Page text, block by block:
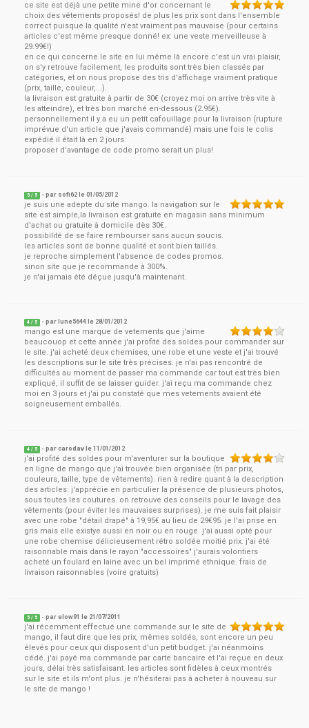
ce site est déjà une petite mine d'or concernant le
choix des vêtements proposés! de plus les prix sont dans l'ensemble
correct puisque la qualité n'est vraiment pas mauvaise (pour certains
articles c'est même presque donné! ex: une veste merveilleuse à
29.99€!)
en ce qui concerne le site en lui même là encore c'est un vrai plaisir,
on s'y retrouve facilement, les produits sont très bien classés par
catégories, et on nous propose des tris d'affichage vraiment pratique
(prix, taille, couleur,...).
la livraison est gratuite à partir de 30€ (croyez moi on arrive très vite à
les atteindre), et très bon marché en-dessous (2.95€).
personnellement il y a eu un petit cafouillage pour la livraison (rupture
imprévue d'un article que j'avais commandé) mais une fois le colis
expédié il était là en 2 jours.
proposer d'avantage de code promo serait un plus!
5 / 5 - par sofi62 le01/05/2012
je suis une adepte du site mango. la navigation sur le
site est simple,la livraison est gratuite en magasin sans minimum
d'achat ou gratuite à domicile dès 30€.
possibilité de se faire rembourser sans aucun soucis.
les articles sont de bonne qualité et sont bien taillés.
je reproche simplement l'absence de codes promos.
sinon site que je recommande à 300%.
je n'ai jamais été déçue jusqu'à maintenant.
4 / 5 - par lune5644 le 28/01/2012
mango est une marque de vetements que j'aime
beaucouop et cette année j'ai profité des soldes pour commander sur
le site. j'ai acheté deux chemises, une robe et une veste et j'ai trouvé
les descriptions sur le site très précises. je n'ai pas rencontré de
difficultés au moment de passer ma commande car tout est très bien
expliqué, il suffit de se laisser guider. j'ai reçu ma commande chez
moi en 3 jours et j'ai pu constaté que mes vetements avaient été
soigneusement emballés.
4 / 5 - parcarodav le11/01/2012
j'ai profité des soldes pour m'aventurer sur la boutique
en ligne de mango que j'ai trouvée bien organisée (tri par prix,
couleurs, taille, type de vêtements). rien à redire quant à la description
des articles: j'apprécie en particulier la présence de plusieurs photos,
sous toutes les coutures. on retrouve des conseils pour le lavage des
vêtements (pour éviter les mauvaises surprises). je me suis fait plaisir
avec une robe "détail drapé" à 19,95€ au lieu de 29€95. je l'ai prise en
gris mais elle existye aussi en noir ou en rouge. j'ai aussi opté pour
une robe chemise délicieusement rétro soldée moitié prix. j'ai été
raisonnable mais dans le rayon "accessoires" j'aurais volontiers
acheté un foulard en laine avec un bel imprimé ethnique. frais de
livraison raisonnables (voire gratuits)
5 / 5 - parelow91 le 21/07/2011
j'ai récemment effectué une commande sur le site de
mango, il faut dire que les prix, mêmes soldés, sont encore un peu
élevés pour ceux qui disposent d'un petit budget. j'ai néanmoins
cédé. j'ai payé ma commande par carte bancaire et l'ai reçue en deux
jours, délai très satisfaisant. les articles sont fidèles à ceux montrés
sur le site et ils m'ont plus. je n'hésiterai pas à acheter à nouveau sur
le site de mango !